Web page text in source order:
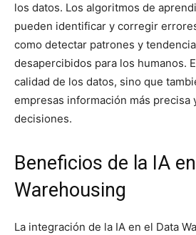
los datos. Los algoritmos de
pueden identificar y corregir
como detectar patrones y
desapercibidos para los humanos.
calidad de los datos, sino que
empresas información más precisa
decisiones.
Beneficios de la IA
Warehousing
La integración de la IA en el Data